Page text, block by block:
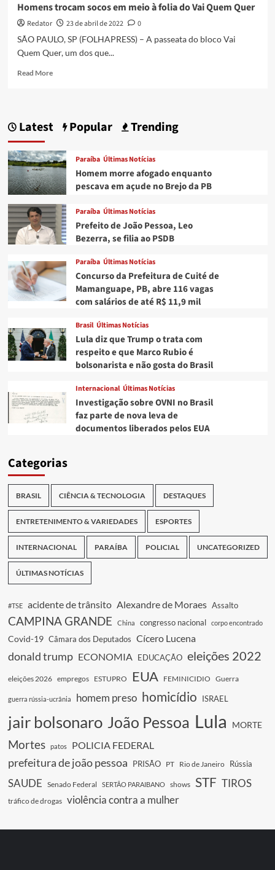
Homens trocam socos em meio à folia do Vai Quem Quer
Redator 23 de abril de 2022
0
SÃO PAULO, SP (FOLHAPRESS) – A passeata do bloco Vai
Quem Quer, um dos que...
Read MoreRead
socos
meio
à
folia
do
Quem
Quer
Latest Popular Trending
Paraíba Últimas Notícias
Homem morre afogado enquanto
pescava em açude no Brejo da PB
Paraíba Últimas Notícias
Prefeito de João Pessoa, Leo
Bezerra, se filia ao PSDB
Paraíba Últimas Notícias
Concurso da Prefeitura de Cuité de
Mamanguape, PB, abre 116 vagas
com salários de até R$ 11,9 mil
Brasil Últimas Notícias
Lula diz que Trump o trata com
respeito e que Marco Rubio é
bolsonarista e não gosta do Brasil
Internacional Últimas Notícias
Investigação sobre OVNI no Brasil
faz parte de nova leva de
documentos liberados pelos EUA
Categorias
BRASIL CIÊNCIA & TECNOLOGIA DESTAQUES
ENTRETENIMENTO & VARIEDADES ESPORTES
INTERNACIONAL PARAÍBA POLICIAL UNCATEGORIZED
ÚLTIMAS NOTÍCIAS
#TSE acidente de trânsito Alexandre de Moraes Assalto
CAMPINA GRANDE China congresso nacional corpo encontrado
Covid-19 Câmara dos Deputados Cícero Lucena
donald trump ECONOMIA EDUCAÇÃO eleições 2022
eleições 2026 empregos ESTUPRO EUA FEMINICIDIO Guerra
guerra rússia-ucrânia homem preso homicídio ISRAEL
jair bolsonaro João Pessoa Lula MORTE
Mortes patos POLICIA FEDERAL
prefeitura de joão pessoa PRISÃO PT Rio de Janeiro Rússia
SAUDE Senado Federal SERTÃO PARAIBANO shows STF TIROS
tráfico de drogas violência contra a mulher